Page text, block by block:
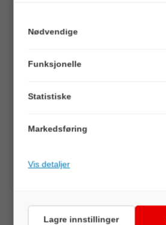
Hanske
Nødvendige
Funksjonelle
Statistiske
Markedsføring
Vis detaljer
Lagre innstillinger